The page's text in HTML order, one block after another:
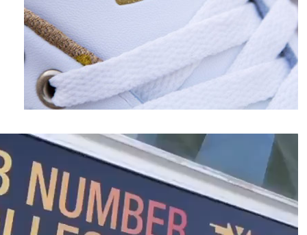
نمایشگر
ویدیو